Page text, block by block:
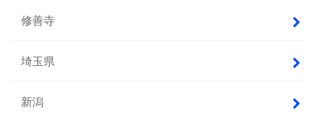
修善寺
埼玉県
新潟